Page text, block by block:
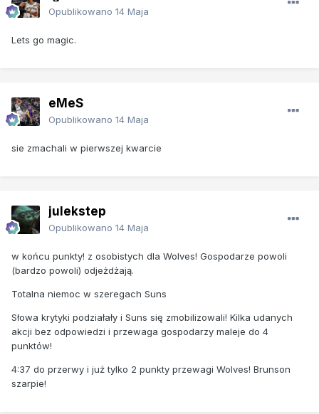
Opublikowano 14 Maja
Lets go magic.
eMeS
Opublikowano 14 Maja
sie zmachali w pierwszej kwarcie
julekstep
Opublikowano 14 Maja
w końcu punkty! z osobistych dla Wolves! Gospodarze powoli
(bardzo powoli) odjeżdżają.
Totalna niemoc w szeregach Suns
Słowa krytyki podziałały i Suns się zmobilizowali! Kilka udanych
akcji bez odpowiedzi i przewaga gospodarzy maleje do 4
punktów!
4:37 do przerwy i już tylko 2 punkty przewagi Wolves! Brunson
szarpie!